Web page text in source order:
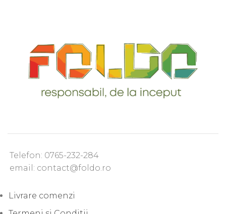
Telefon: 0765-232-284
email: contact@foldo.ro
Livrare comenzi